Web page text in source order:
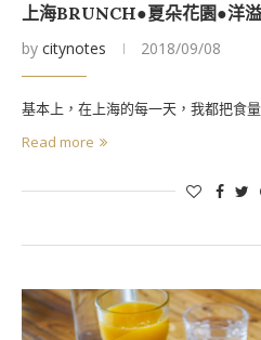
上海BRUNCH●夏朵花園●洋
by citynotes 2018/09/08
基本上，在上海的每一天，我都把食
Read more